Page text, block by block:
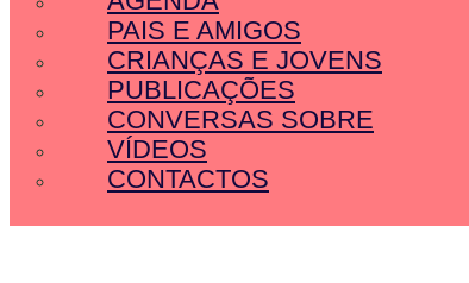
PAIS E AMIGOS
CRIANÇAS E JOVENS
PUBLICAÇÕES
CONVERSAS SOBRE
VÍDEOS
CONTACTOS